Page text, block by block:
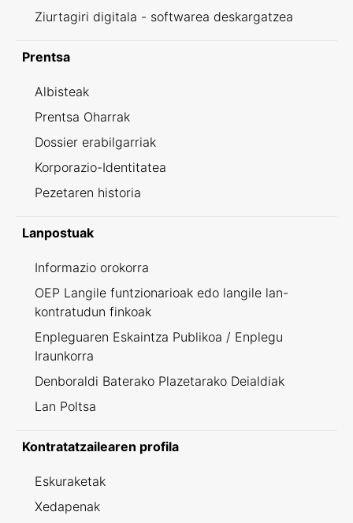
Ziurtagiri digitala - softwarea deskargatzea
Prentsa
Albisteak
Prentsa Oharrak
Dossier erabilgarriak
Korporazio-Identitatea
Pezetaren historia
Lanpostuak
Informazio orokorra
OEP Langile funtzionarioak edo langile lan-
kontratudun finkoak
Enpleguaren Eskaintza Publikoa / Enplegu
Iraunkorra
Denboraldi Baterako Plazetarako Deialdiak
Lan Poltsa
Kontratatzailearen profila
Eskuraketak
Xedapenak